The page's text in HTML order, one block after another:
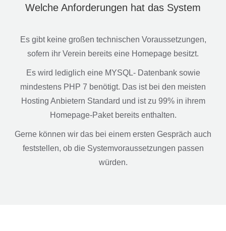
Welche Anforderungen hat das System
Es gibt keine großen technischen Voraussetzungen,
sofern ihr Verein bereits eine Homepage besitzt.
Es wird lediglich eine MYSQL- Datenbank sowie
mindestens PHP 7 benötigt. Das ist bei den meisten
Hosting Anbietern Standard und ist zu 99% in ihrem
Homepage-Paket bereits enthalten.
Gerne können wir das bei einem ersten Gespräch auch
feststellen, ob die Systemvoraussetzungen passen
würden.